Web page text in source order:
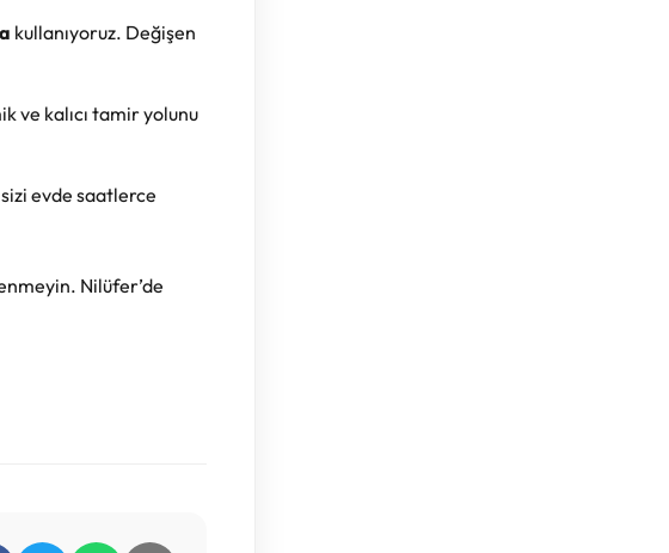
kullanıyoruz. Değişen
ve kalıcı tamir yolunu
evde saatlerce
Nilüfer’de